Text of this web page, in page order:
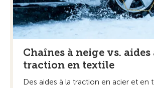
Chaînes à neige vs. aides
traction en textile
Des aides à la traction en acier et en